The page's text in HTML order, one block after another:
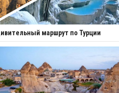
маршрут по Турции